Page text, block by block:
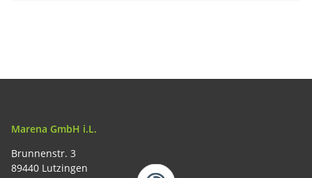
Marena GmbH i.L.
Brunnenstr. 3
89440 Lutzingen